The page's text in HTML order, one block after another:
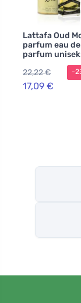
Lattafa Oud
parfum eau de
parfum
22,22 €
17,09 €
-